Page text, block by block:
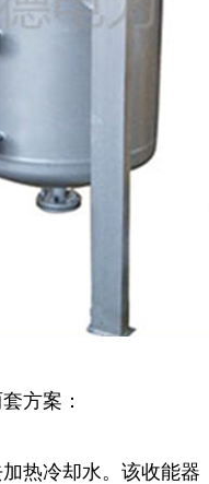
方案：
热冷却水。该收能器